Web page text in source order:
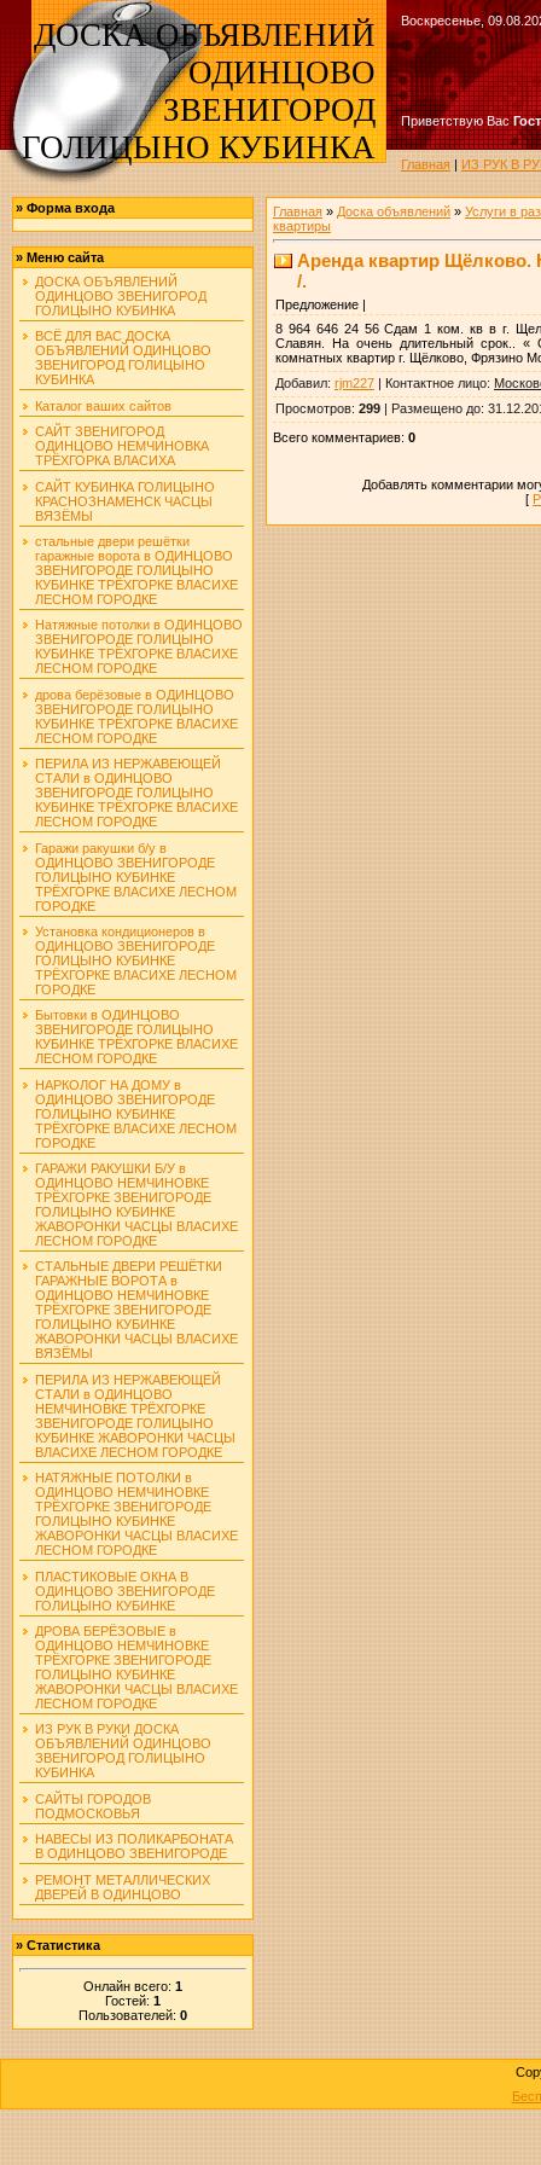
ДОСКА ОБЪЯВЛЕНИЙ
ОДИНЦОВО
ЗВЕНИГОРОД
ГОЛИЦЫНО КУБИНКА
Воскресенье,
Приветствую Вас
Главная|ИЗ РУК В
» Форма входа
» Меню сайта
ДОСКА ОБЪЯВЛЕНИЙ
ОДИНЦОВО ЗВЕНИГОРОД
ГОЛИЦЫНО КУБИНКА
ВСЁ ДЛЯ ВАС ДОСКА
ОБЪЯВЛЕНИЙ ОДИНЦОВО
ЗВЕНИГОРОД ГОЛИЦЫНО
КУБИНКА
Каталог ваших сайтов
САЙТ ЗВЕНИГОРОД
ОДИНЦОВО НЕМЧИНОВКА
ТРЁХГОРКА ВЛАСИХА
САЙТ КУБИНКА ГОЛИЦЫНО
КРАСНОЗНАМЕНСК ЧАСЦЫ
ВЯЗЁМЫ
стальные двери решётки
гаражные ворота в ОДИНЦОВО
ЗВЕНИГОРОДЕ ГОЛИЦЫНО
КУБИНКЕ ТРЁХГОРКЕ ВЛАСИХЕ
ЛЕСНОМ ГОРОДКЕ
Натяжные потолки в ОДИНЦОВО
ЗВЕНИГОРОДЕ ГОЛИЦЫНО
КУБИНКЕ ТРЁХГОРКЕ ВЛАСИХЕ
ЛЕСНОМ ГОРОДКЕ
дрова берёзовые в ОДИНЦОВО
ЗВЕНИГОРОДЕ ГОЛИЦЫНО
КУБИНКЕ ТРЁХГОРКЕ ВЛАСИХЕ
ЛЕСНОМ ГОРОДКЕ
ПЕРИЛА ИЗ НЕРЖАВЕЮЩЕЙ
СТАЛИ в ОДИНЦОВО
ЗВЕНИГОРОДЕ ГОЛИЦЫНО
КУБИНКЕ ТРЁХГОРКЕ ВЛАСИХЕ
ЛЕСНОМ ГОРОДКЕ
Гаражи ракушки б/у в
ОДИНЦОВО ЗВЕНИГОРОДЕ
ГОЛИЦЫНО КУБИНКЕ
ТРЁХГОРКЕ ВЛАСИХЕ ЛЕСНОМ
ГОРОДКЕ
Установка кондиционеров в
ОДИНЦОВО ЗВЕНИГОРОДЕ
ГОЛИЦЫНО КУБИНКЕ
ТРЁХГОРКЕ ВЛАСИХЕ ЛЕСНОМ
ГОРОДКЕ
Бытовки в ОДИНЦОВО
ЗВЕНИГОРОДЕ ГОЛИЦЫНО
КУБИНКЕ ТРЁХГОРКЕ ВЛАСИХЕ
ЛЕСНОМ ГОРОДКЕ
НАРКОЛОГ НА ДОМУ в
ОДИНЦОВО ЗВЕНИГОРОДЕ
ГОЛИЦЫНО КУБИНКЕ
ТРЁХГОРКЕ ВЛАСИХЕ ЛЕСНОМ
ГОРОДКЕ
ГАРАЖИ РАКУШКИ Б/У в
ОДИНЦОВО НЕМЧИНОВКЕ
ТРЁХГОРКЕ ЗВЕНИГОРОДЕ
ГОЛИЦЫНО КУБИНКЕ
ЖАВОРОНКИ ЧАСЦЫ ВЛАСИХЕ
ЛЕСНОМ ГОРОДКЕ
СТАЛЬНЫЕ ДВЕРИ РЕШЁТКИ
ГАРАЖНЫЕ ВОРОТА в
ОДИНЦОВО НЕМЧИНОВКЕ
ТРЁХГОРКЕ ЗВЕНИГОРОДЕ
ГОЛИЦЫНО КУБИНКЕ
ЖАВОРОНКИ ЧАСЦЫ ВЛАСИХЕ
ВЯЗЁМЫ
ПЕРИЛА ИЗ НЕРЖАВЕЮЩЕЙ
СТАЛИ в ОДИНЦОВО
НЕМЧИНОВКЕ ТРЁХГОРКЕ
ЗВЕНИГОРОДЕ ГОЛИЦЫНО
КУБИНКЕ ЖАВОРОНКИ ЧАСЦЫ
ВЛАСИХЕ ЛЕСНОМ ГОРОДКЕ
НАТЯЖНЫЕ ПОТОЛКИ в
ОДИНЦОВО НЕМЧИНОВКЕ
ТРЁХГОРКЕ ЗВЕНИГОРОДЕ
ГОЛИЦЫНО КУБИНКЕ
ЖАВОРОНКИ ЧАСЦЫ ВЛАСИХЕ
ЛЕСНОМ ГОРОДКЕ
ПЛАСТИКОВЫЕ ОКНА В
ОДИНЦОВО ЗВЕНИГОРОДЕ
ГОЛИЦЫНО КУБИНКЕ
ДРОВА БЕРЁЗОВЫЕ в
ОДИНЦОВО НЕМЧИНОВКЕ
ТРЁХГОРКЕ ЗВЕНИГОРОДЕ
ГОЛИЦЫНО КУБИНКЕ
ЖАВОРОНКИ ЧАСЦЫ ВЛАСИХЕ
ЛЕСНОМ ГОРОДКЕ
ИЗ РУК В РУКИ ДОСКА
ОБЪЯВЛЕНИЙ ОДИНЦОВО
ЗВЕНИГОРОД ГОЛИЦЫНО
КУБИНКА
САЙТЫ ГОРОДОВ
ПОДМОСКОВЬЯ
НАВЕСЫ ИЗ ПОЛИКАРБОНАТА
В ОДИНЦОВО ЗВЕНИГОРОДЕ
РЕМОНТ МЕТАЛЛИЧЕСКИХ
ДВЕРЕЙ В ОДИНЦОВО
» Статистика
Онлайн всего: 1
Гостей: 1
Пользователей: 0
Главная» Доска объявлений» Услуги в
квартиры
Аренда квартир Щёлково.
/.
Предложение |
8 964 646 24 56 Сдам 1 ком. кв в г.
Славян. На очень длительный срок.. «
комнатных квартир г. Щёлково, Фрязино
Добавил: rjm227| Контактное лицо:
Просмотров: 299| Размещено до:
Всего комментариев: 0
Добавлять комментарии
[